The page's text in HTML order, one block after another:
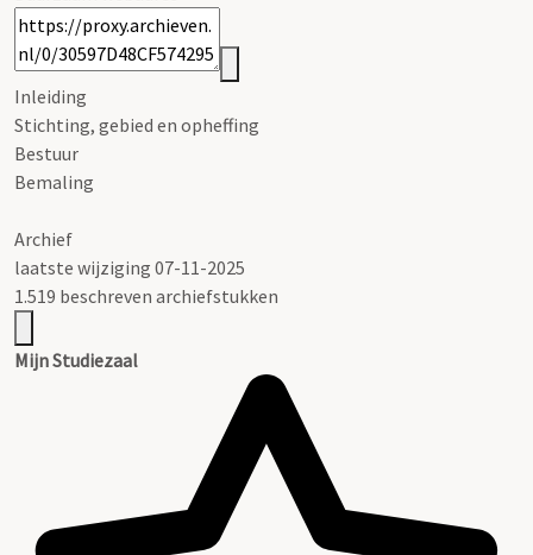
Inleiding
Stichting, gebied en opheffing
Bestuur
Bemaling
Archief
laatste wijziging 07-11-2025
1.519 beschreven archiefstukken
Mijn Studiezaal